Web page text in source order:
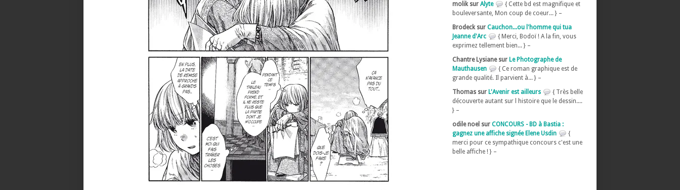
molik sur Alyte
{ Cette bd est magnifique et
bouleversante, Mon coup de coeur... } –
Brodeck sur Cauchon...ou l'homme qui tua
Jeanne d'Arc
{ Merci, Bodoï ! A la fin, vous
exprimez tellement bien... } –
Chantre Lysiane sur Le Photographe de
Mauthausen
{ Ce roman graphique est de
grande qualité. Il parvient à... } –
Thomas sur L'Avenir est ailleurs
{ Très belle
découverte autant sur l histoire que le dessin....
} –
odile noel sur CONCOURS - BD à Bastia :
gagnez une affiche signée Elene Usdin
{
merci pour ce sympathique concours c'est une
belle affiche ! } –